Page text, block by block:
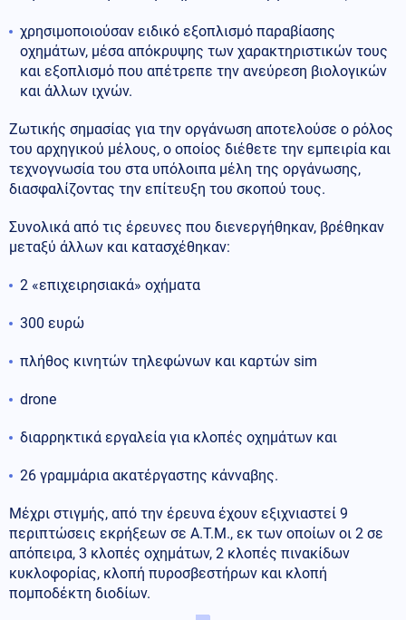
χρησιμοποιούσαν ειδικό εξοπλισμό παραβίασης
οχημάτων, μέσα απόκρυψης των χαρακτηριστικών τους
και εξοπλισμό που απέτρεπε την ανεύρεση βιολογικών
και άλλων ιχνών.
Ζωτικής σημασίας για την οργάνωση αποτελούσε ο ρόλος
του αρχηγικού μέλους, ο οποίος διέθετε την εμπειρία και
τεχνογνωσία του στα υπόλοιπα μέλη της οργάνωσης,
διασφαλίζοντας την επίτευξη του σκοπού τους.
Συνολικά από τις έρευνες που διενεργήθηκαν, βρέθηκαν
μεταξύ άλλων και κατασχέθηκαν:
2 «επιχειρησιακά» οχήματα
300 ευρώ
πλήθος κινητών τηλεφώνων και καρτών sim
drone
διαρρηκτικά εργαλεία για κλοπές οχημάτων και
26 γραμμάρια ακατέργαστης κάνναβης.
Μέχρι στιγμής, από την έρευνα έχουν εξιχνιαστεί 9
περιπτώσεις εκρήξεων σε Α.Τ.Μ., εκ των οποίων οι 2 σε
απόπειρα, 3 κλοπές οχημάτων, 2 κλοπές πινακίδων
κυκλοφορίας, κλοπή πυροσβεστήρων και κλοπή
πομποδέκτη διοδίων.